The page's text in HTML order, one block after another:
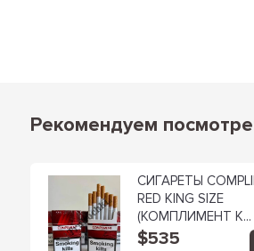
Рекомендуем
СИГАРЕТЫ
RED KING SIZE
(КОМПЛИМЕНТ К...
$535